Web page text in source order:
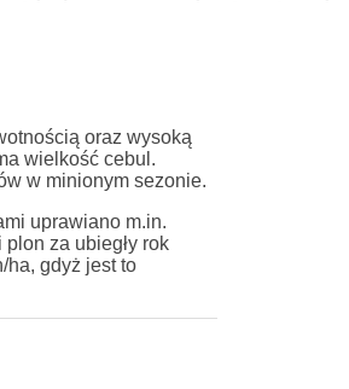
oraz wysoką
wielkość cebul.
w minionym sezonie.
uprawiano m.in.
za ubiegły rok
ha, gdyż jest to